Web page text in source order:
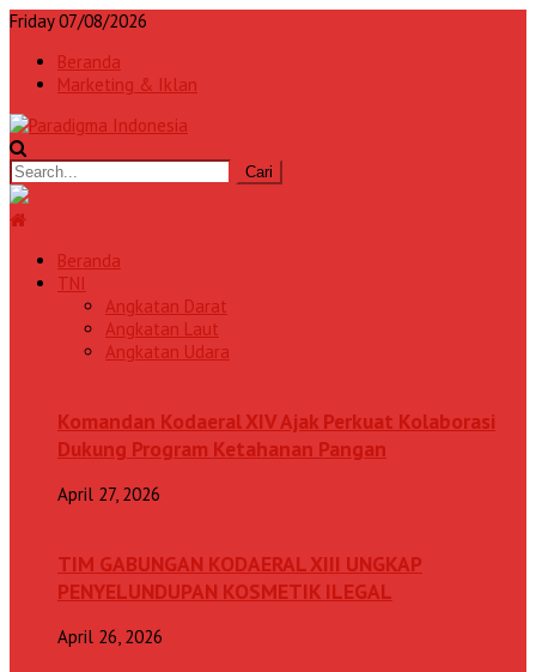
Friday 07/08/2026
Beranda
Marketing & Iklan
Beranda
TNI
Angkatan Darat
Angkatan Laut
Angkatan Udara
Komandan Kodaeral XIV Ajak Perkuat Kolaborasi
Dukung Program Ketahanan Pangan
April 27, 2026
TIM GABUNGAN KODAERAL XIII UNGKAP
PENYELUNDUPAN KOSMETIK ILEGAL
April 26, 2026